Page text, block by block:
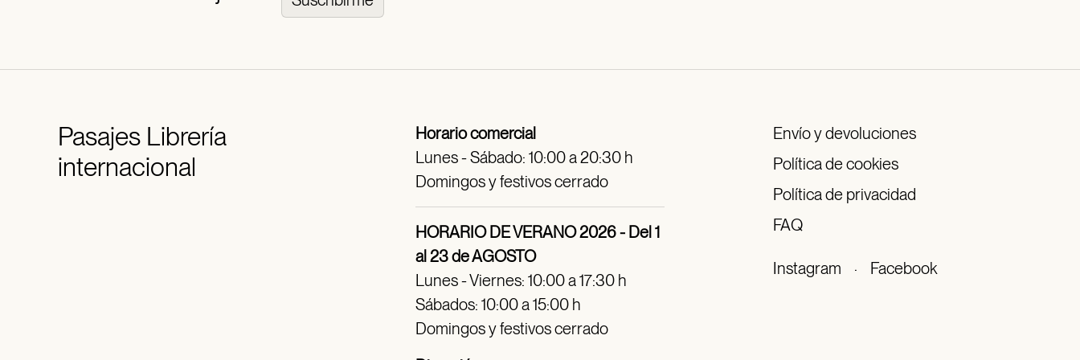
PasajesLibrería
internacional
Horario comercial
Lunes - Sábado: 10:00 a 20:30 h
Domingos y festivos cerrado
HORARIO DE VERANO 2026 - Del 1
al 23 de AGOSTO
Lunes - Viernes: 10:00 a 17:30 h
Sábados: 10:00 a 15:00 h
Domingos y festivos cerrado
Envío y devoluciones
Política de cookies
Política de privacidad
FAQ
Instagram · Facebook